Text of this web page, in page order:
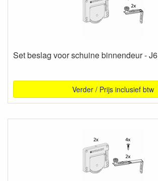
Set beslag voor schuine binnendeur - J6
Verder / Prijs inclusief btw